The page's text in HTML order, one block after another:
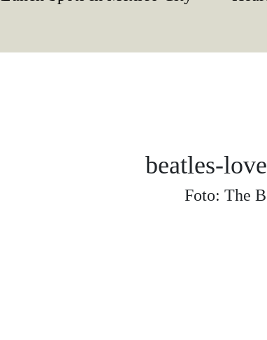
beatles-
Foto: The